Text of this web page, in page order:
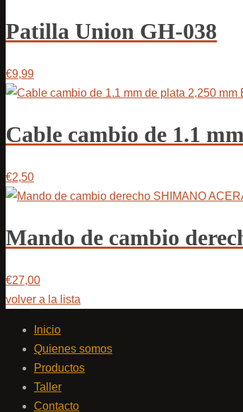
Patilla Union GH-038
€9,99
Cable cambio de 1.1
€2,50
Mando de cambio
€27,00
volver a la lista
Inicio
Quienes somos
Productos
Taller
Contacto